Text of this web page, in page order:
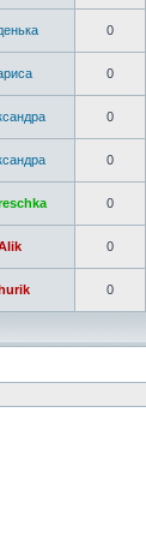
0
0
0
0
0
0
0